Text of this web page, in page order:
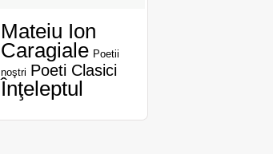
Mateiu Ion
Caragiale Poetii
noştri Poeti Clasici
Înţeleptul